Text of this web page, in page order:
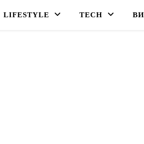
LIFESTYLE TECH